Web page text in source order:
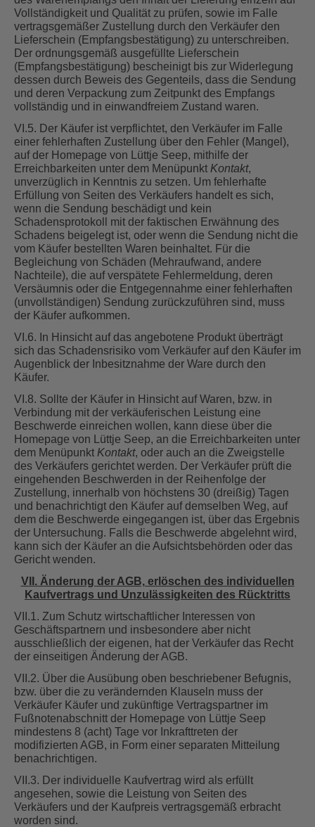
Vollständigkeit und Qualität zu prüfen, sowie im Falle
vertragsgemäßer Zustellung durch den Verkäufer den
Lieferschein (Empfangsbestätigung) zu unterschreiben.
Der ordnungsgemäß ausgefüllte Lieferschein
(Empfangsbestätigung) bescheinigt bis zur Widerlegung
dessen durch Beweis des Gegenteils, dass die Sendung
und deren Verpackung zum Zeitpunkt des Empfangs
vollständig und in einwandfreiem Zustand waren.
VI.5. Der Käufer ist verpflichtet, den Verkäufer im Falle
einer fehlerhaften Zustellung über den Fehler (Mangel),
auf der Homepage von Lüttje Seep, mithilfe der
Erreichbarkeiten unter dem Menüpunkt Kontakt,
unverzüglich in Kenntnis zu setzen. Um fehlerhafte
Erfüllung von Seiten des Verkäufers handelt es sich,
wenn die Sendung beschädigt und kein
Schadensprotokoll mit der faktischen Erwähnung des
Schadens beigelegt ist, oder wenn die Sendung nicht die
vom Käufer bestellten Waren beinhaltet. Für die
Begleichung von Schäden (Mehraufwand, andere
Nachteile), die auf verspätete Fehlermeldung, deren
Versäumnis oder die Entgegennahme einer fehlerhaften
(unvollständigen) Sendung zurückzuführen sind, muss
der Käufer aufkommen.
VI.6. In Hinsicht auf das angebotene Produkt überträgt
sich das Schadensrisiko vom Verkäufer auf den Käufer im
Augenblick der Inbesitznahme der Ware durch den
Käufer.
VI.8. Sollte der Käufer in Hinsicht auf Waren, bzw. in
Verbindung mit der verkäuferischen Leistung eine
Beschwerde einreichen wollen, kann diese über die
Homepage von Lüttje Seep, an die Erreichbarkeiten unter
dem Menüpunkt Kontakt, oder auch an die Zweigstelle
des Verkäufers gerichtet werden. Der Verkäufer prüft die
eingehenden Beschwerden in der Reihenfolge der
Zustellung, innerhalb von höchstens 30 (dreißig) Tagen
und benachrichtigt den Käufer auf demselben Weg, auf
dem die Beschwerde eingegangen ist, über das Ergebnis
der Untersuchung. Falls die Beschwerde abgelehnt wird,
kann sich der Käufer an die Aufsichtsbehörden oder das
Gericht wenden.
VII. Änderung der AGB, erlöschen des individuellen
Kaufvertrags und Unzulässigkeiten des Rücktritts
VII.1. Zum Schutz wirtschaftlicher Interessen von
Geschäftspartnern und insbesondere aber nicht
ausschließlich der eigenen, hat der Verkäufer das Recht
der einseitigen Änderung der AGB.
VII.2. Über die Ausübung oben beschriebener Befugnis,
bzw. über die zu verändernden Klauseln muss der
Verkäufer Käufer und zukünftige Vertragspartner im
Fußnotenabschnitt der Homepage von Lüttje Seep
mindestens 8 (acht) Tage vor Inkrafttreten der
modifizierten AGB, in Form einer separaten Mitteilung
benachrichtigen.
VII.3. Der individuelle Kaufvertrag wird als erfüllt
angesehen, sowie die Leistung von Seiten des
Verkäufers und der Kaufpreis vertragsgemäß erbracht
worden sind.